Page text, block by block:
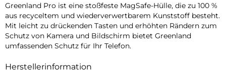
Greenland Pro ist eine stoßfeste MagSafe-Hülle, die zu 100 %
aus recyceltem und wiederverwertbarem Kunststoff besteht.
Mit leicht zu drückenden Tasten und erhöhten Rändern zum
Schutz von Kamera und Bildschirm bietet Greenland
umfassenden Schutz für Ihr Telefon.
Herstellerinformation